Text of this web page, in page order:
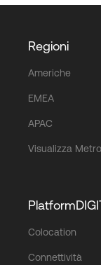
Regioni
Americhe
EMEA
APAC
Visualizza Metro
Colocation
Connettività